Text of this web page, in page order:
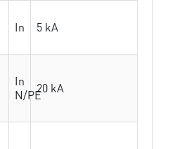
In 5 kA
In
N/PE20 kA